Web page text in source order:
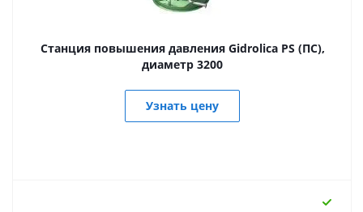
Станция повышения давления Gidrolica PS (ПС),
диаметр 3200
Узнать цену